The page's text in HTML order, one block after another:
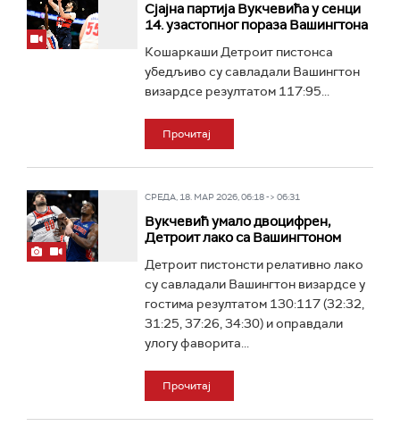
Сјајна партија Вукчевића у сенци
14. узастопног пораза Вашингтона
Кошаркаши Детроит пистонса
убедљиво су савладали Вашингтон
визардсе резултатом 117:95...
Прочитај
СРЕДА, 18. МАР 2026, 06:18 -> 06:31
Вукчевић умало двоцифрен,
Детроит лако са Вашингтоном
Детроит пистонсти релативно лако
су савладали Вашингтон визардсе у
гостима резултатом 130:117 (32:32,
31:25, 37:26, 34:30) и оправдали
улогу фаворита...
Прочитај